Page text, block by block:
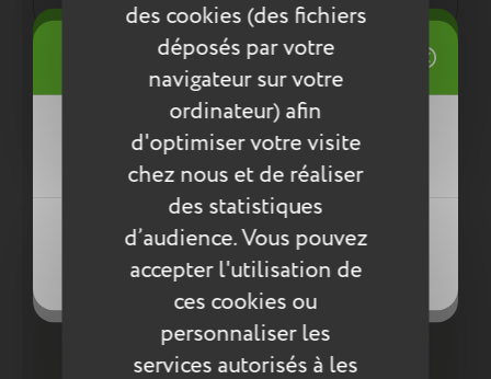
des cookies (des fichiers
déposés par votre
navigateur sur votre
ordinateur) afin
d'optimiser votre visite
chez nous et de réaliser
des statistiques
d’audience. Vous pouvez
accepter l'utilisation de
ces cookies ou
personnaliser les
services autorisés à les
Entretien
Pour l’entretien de nos produits, nous vous
conseillons d’utiliser un chiffon humide ou une
éponge légèrement humidifiée à l'eau
savonneuse. N’utilisez pas de produits agressifs
qui risqueraient de détériorer le produit.
Compléter la collection
Mes listes d'envies
Créer une nouvelle liste
((title))
((cancelText))
((createText))
Connexion
Vous devez être connecté pour ajouter
des produits à votre liste d'envies.
((cancelText))
((loginText))